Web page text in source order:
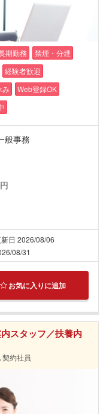
期勤務
禁煙・分煙
経験者歓迎
み
Web登録OK
般事務
日 2026/08/06
08/31
お気に入りに追加
スタッフ／扶養内
約社員